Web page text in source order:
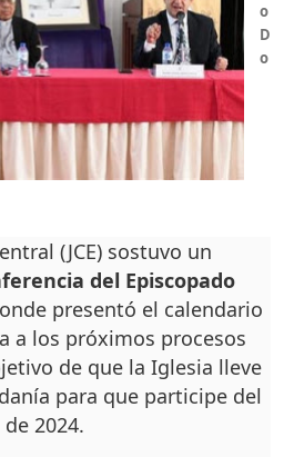
o
D
o
(JCE) sostuvo un
del Episcopado
presentó el calendario
a los próximos procesos
de que la Iglesia lleve
para que participe del
2024.